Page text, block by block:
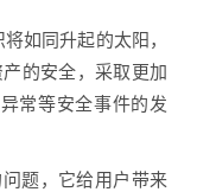
如同升起的太阳，
的安全，采取更加
常等安全事件的发
题，它给用户带来